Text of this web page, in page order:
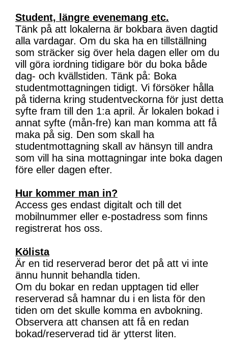
Student, längre evenemang etc.
Tänk på att lokalerna är bokbara även dagtid
alla vardagar. Om du ska ha en tillställning
som sträcker sig över hela dagen eller om du
vill göra iordning tidigare bör du boka både
dag- och kvällstiden. Tänk på: Boka
studentmottagningen tidigt. Vi försöker hålla
på tiderna kring studentveckorna för just detta
syfte fram till den 1:a april. Är lokalen bokad i
annat syfte (mån-fre) kan man komma att få
maka på sig. Den som skall ha
studentmottagning skall av hänsyn till andra
som vill ha sina mottagningar inte boka dagen
före eller dagen efter.
Hur kommer man in?
Access ges endast digitalt och till det
mobilnummer eller e-postadress som finns
registrerat hos oss.
Kölista
Är en tid reserverad beror det på att vi inte
ännu hunnit behandla tiden.
Om du bokar en redan upptagen tid eller
reserverad så hamnar du i en lista för den
tiden om det skulle komma en avbokning.
Observera att chansen att få en redan
bokad/reserverad tid är ytterst liten.